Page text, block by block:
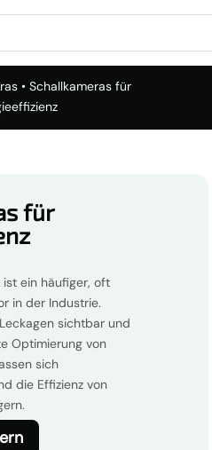
• Schallkameras für
für
ein häufiger, oft
in der Industrie.
sichtbar und
Optimierung von
sich
die Effizienz von